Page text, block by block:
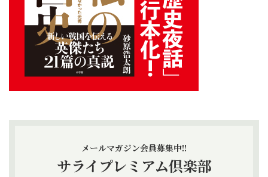
メールマガジン会員募集中!!
サライプレミアム倶楽部